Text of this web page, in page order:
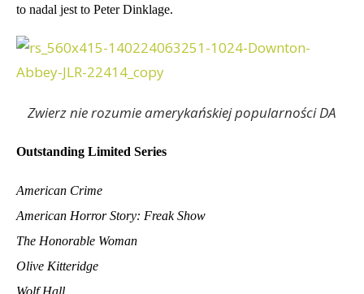
to nadal jest to Peter Dinklage.
Zwierz nie rozumie amerykańskiej popularności DA
Outstanding Limited Series
American Crime
American Horror Story: Freak Show
The Honorable Woman
Olive Kitteridge